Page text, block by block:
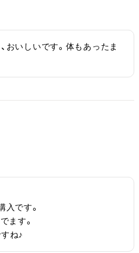
おいしいです。体もあったま
入です。
ます。
ね♪